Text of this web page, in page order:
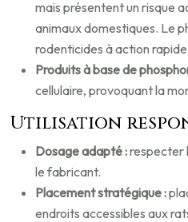
mais présentent un risque
animaux domestiques. Le
rodenticides à action
Produits à base de
cellulaire, provoquant la
Utilisation
Dosage adapté :respecter
le fabricant.
Placement stratégique :
endroits accessibles aux